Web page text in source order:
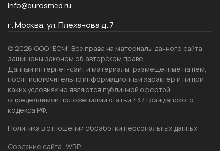
info@eurosmed.ru
г. Москва, ул. Плеханова д. 7
© 2026 ООО "ЕСМ". Все права на материалы данного сайта
защищены законом об авторском праве.
Данный интернет-сайт и материалы, размещенные на нем,
носят исключительно информационный характер и ни при
каких условиях не являются публичной офертой,
определяемой положениями статьи 437 Гражданского
кодекса РФ.
Политика в отношении обработки персональных данных
Создание сайта WRP